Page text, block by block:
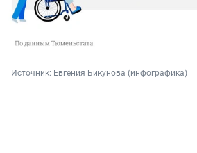
Источник: Евгения Бикунова (инфографика)